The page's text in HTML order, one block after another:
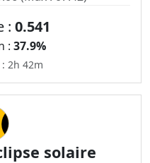
: 0.541
: 37.9%
2h 42m
solaire